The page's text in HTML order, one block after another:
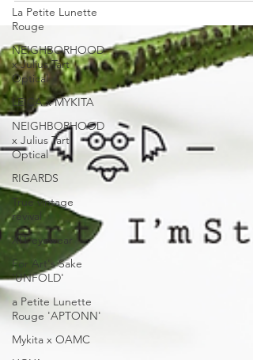
La Petite Lunette
Rouge
NEIGHBORHOOD
x Julius Tart
Optical
LEICA x MYKITA
NEIGHBORHOOD
x Julius Tart
Optical
RIGARDS
True vintage
revival
XIT eyewear
For Art's Sake
'UNFOLD'
a Petite Lunette
Rouge 'APTONN'
Mykita x OAMC
WHATSAPP即時向店員查詢：
https://wa.me/85256206685
www.facebook.com/TheWarehouseOptic
www.instagram.com/the_WAREHOUSE_optic
www.thewarehosue.com.hk 【the WAREHOUSE
optic日本手工眼鏡專門店】 銅鑼灣店： 銅鑼灣白
道18號一樓 電話：2882 5488 尖沙咀店： 九龍尖沙
咀河內道18號K11商場G14號鋪 電話：3575 9557 旺
角店： 旺角登打士街仁安大廈地下, 鋪號:23號A鋪
(商場外圍，面向登打士街) 電話：3956 5265
#albertimstein #日本手造眼鏡 #眼鏡 #Amsterdam
#theWAREHOUSEoptic